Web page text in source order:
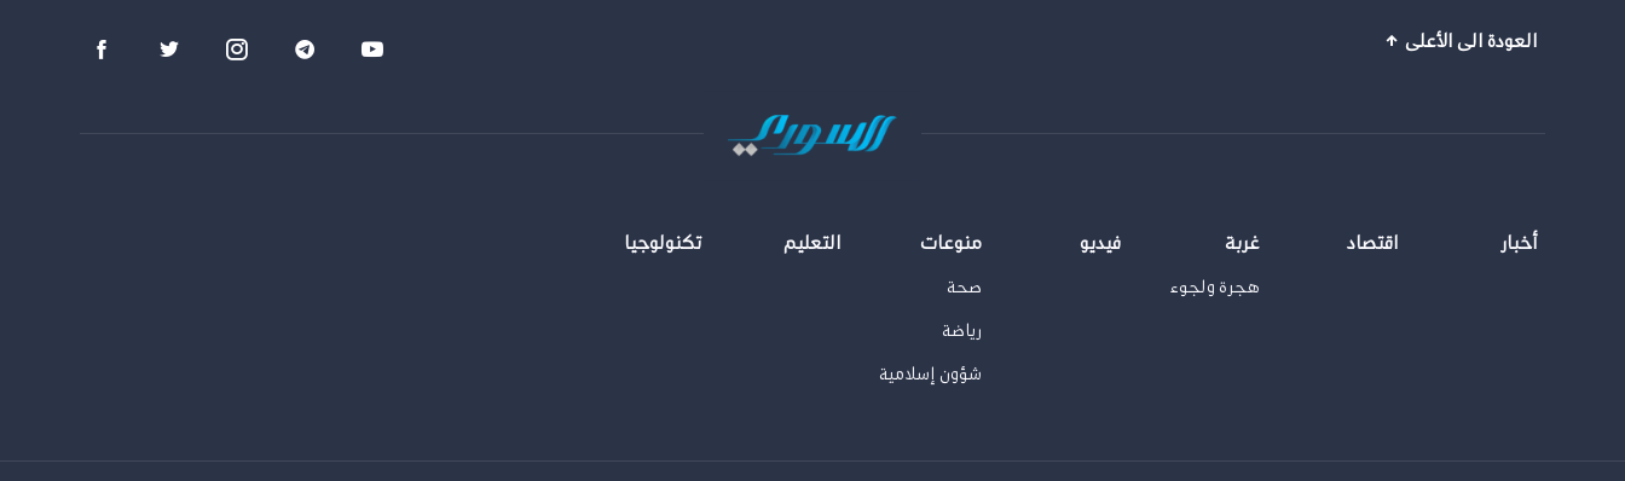
العودة الى الأعلى
أخبار اقتصاد غربة
هجرة ولجوء
فيديو منوعات
صحة
رياضة
شؤون إسلامية
التعليم تكنولوجيا